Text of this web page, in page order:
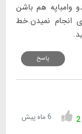
وامباپه هم باشن
انجام نمیدن.خط
پاسخ
2 6 ماه پیش